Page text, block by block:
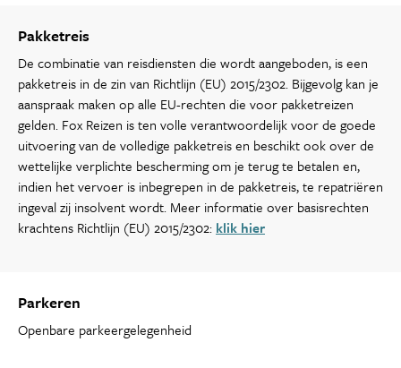
Pakketreis
De combinatie van reisdiensten die wordt aangeboden, is een
pakketreis in de zin van Richtlijn (EU) 2015/2302. Bijgevolg kan je
aanspraak maken op alle EU-rechten die voor pakketreizen
gelden. Fox Reizen is ten volle verantwoordelijk voor de goede
uitvoering van de volledige pakketreis en beschikt ook over de
wettelijke verplichte bescherming om je terug te betalen en,
indien het vervoer is inbegrepen in de pakketreis, te repatriëren
ingeval zij insolvent wordt. Meer informatie over basisrechten
krachtens Richtlijn (EU) 2015/2302: klik hier
Parkeren
Openbare parkeergelegenheid